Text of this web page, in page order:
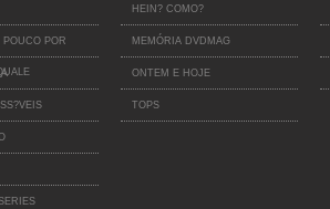
POR
HEIN? COMO?
MEMÓRIA DVDMAG
ONTEM E HOJE
TOPS